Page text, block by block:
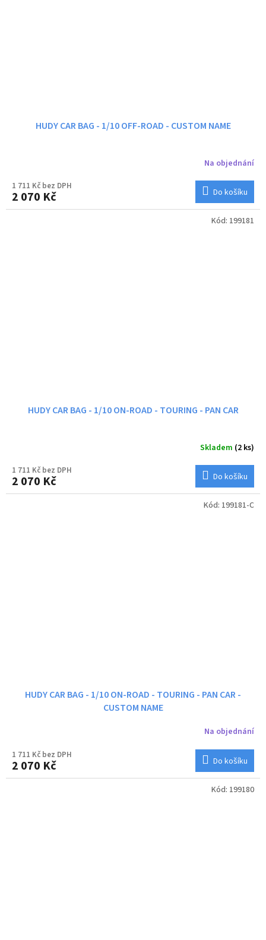
HUDY CAR BAG - 1/10 OFF-ROAD - CUSTOM NAME
Na objednání
1 711 Kč bez DPH
2 070 Kč Do košíku
HUDY CAR BAG - 1/10 ON-ROAD - TOURING - PAN CAR
Skladem (2 ks)
1 711 Kč bez DPH
2 070 Kč Do košíku
Kód: 199181
HUDY CAR BAG - 1/10 ON-ROAD - TOURING - PAN CAR -
CUSTOM NAME
Na objednání
1 711 Kč bez DPH
2 070 Kč Do košíku
Kód: 199181-C
Kód: 199180